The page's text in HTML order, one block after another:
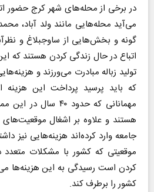
در برخی از محله‌های شهر کرج حضور
می‌آید محله‌هایی مانند ولد آباد،
گونه و بخش‌هایی از ساوجبلاغ و
اتباع در حال زندگی کردن هستند که
تولید زباله مبادرت می‌ورزند و
که باید پرسید پرداخت این
مهمانانی که حدود ۴۰
هستند و علاوه بر اشغال
جامعه وارد کرده‌اند هزینه‌هایی نیز
موقعیتی که کشور با مشکلات
کردن است رسیدگی به این هزینه‌ها
کشور را برطرف کند.